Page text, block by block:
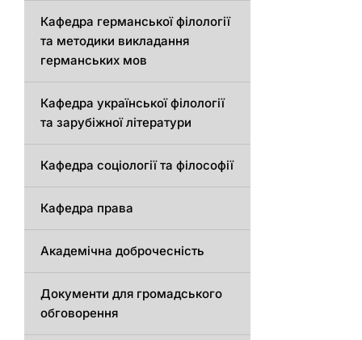
Кафедрa германської філології
та методики викладання
германських мов
Кафедра української філології
та зарубіжної літератури
Кафедра соціології та філософії
Кафедра права
Академічна доброчесність
Документи для громадського
обговорення